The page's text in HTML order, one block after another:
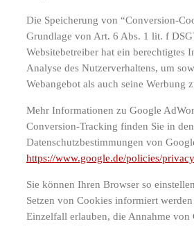
Die Speicherung von “Conversion-
Grundlage von Art. 6 Abs. 1 lit. f
Websitebetreiber hat ein berechtigtes
Analyse des Nutzerverhaltens, um
Webangebot als auch seine Werbung
Mehr Informationen zu Google
Conversion-Tracking finden Sie in den
Datenschutzbestimmungen von
https://www.google.de/policies/
Sie können Ihren Browser so
Setzen von Cookies informiert
Einzelfall erlauben, die Annahme von